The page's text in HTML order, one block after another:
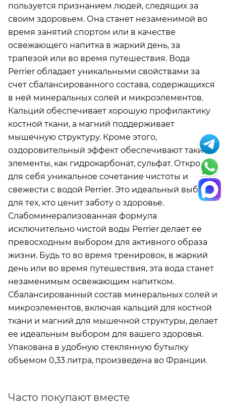
пользуется признанием людей, следящих за
своим здоровьем. Она станет незаменимой во
время занятий спортом или в качестве
освежающего напитка в жаркий день, за
трапезой или во время путешествия. Вода
Perrier обладает уникальными свойствами за
счет сбалансированного состава, содержащихся
в ней минеральных солей и микроэлементов.
Кальций обеспечивает хорошую профилактику
костной ткани, а магний поддерживает
мышечную структуру. Кроме этого,
оздоровительный эффект обеспечивают такие
элементы, как гидрокарбонат, сульфат. Откройте
для себя уникальное сочетание чистоты и
свежести с водой Perrier. Это идеальный выбор
для тех, кто ценит заботу о здоровье.
Слабоминерализованная формула
исключительно чистой воды Perrier делает ее
превосходным выбором для активного образа
жизни. Будь то во время тренировок, в жаркий
день или во время путешествия, эта вода станет
незаменимым освежающим напитком.
Сбалансированный состав минеральных солей и
микроэлементов, включая кальций для костной
ткани и магний для мышечной структуры, делает
ее идеальным выбором для вашего здоровья.
Упакована в удобную стеклянную бутылку
объемом 0,33 литра, произведена во Франции.
Часто покупают вместе